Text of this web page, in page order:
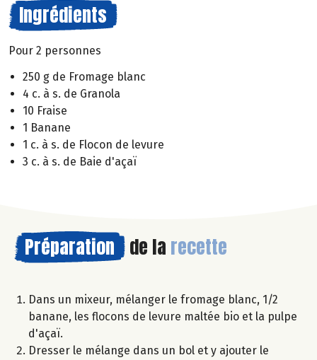
Ingrédients
Pour 2 personnes
250 g de Fromage blanc
4 c. à s. de Granola
10 Fraise
1 Banane
1 c. à s. de Flocon de levure
3 c. à s. de Baie d'açaï
Préparation de la recette
Dans un mixeur, mélanger le fromage blanc, 1/2
banane, les flocons de levure maltée bio et la pulpe
d'açaï.
Dresser le mélange dans un bol et y ajouter le